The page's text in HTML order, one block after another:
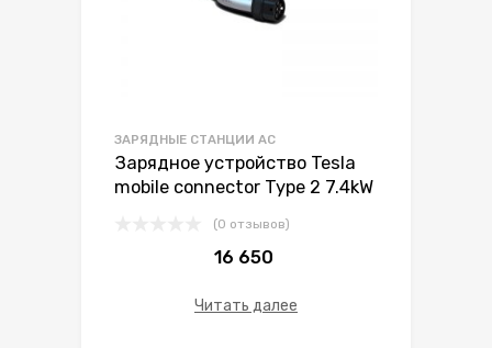
ЗАРЯДНЫЕ СТАНЦИИ AC
Зарядное устройство Tesla
mobile connector Type 2 7.4kW
(0 отзывов)
16 650
Читать далее